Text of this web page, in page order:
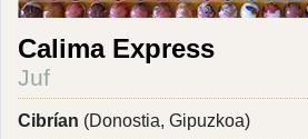
Calima Express
Juf
Cibrían (Donostia, Gipuzkoa)